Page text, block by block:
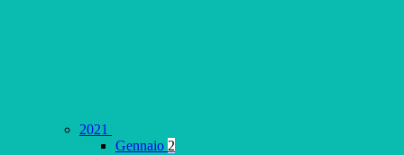
2021
Gennaio 2